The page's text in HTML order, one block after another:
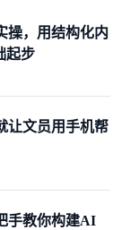
操，用结构化内
起步
让文员用手机帮
手教你构建AI